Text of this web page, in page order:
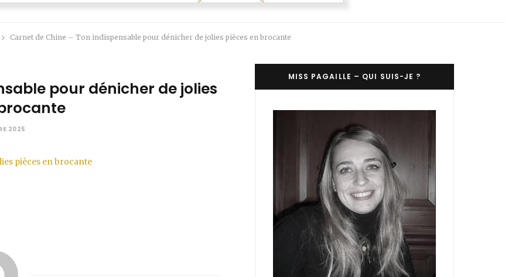
Carnet de Chine – Ton indispensable pour dénicher de jolies pièces en brocante
pour dénicher de jolies
2025
pièces en brocante
MISS PAGAILLE – QUI SUIS-JE ?